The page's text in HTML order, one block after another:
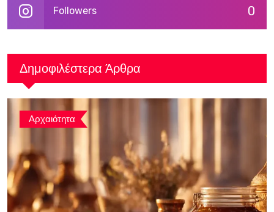
0
Followers
Δημοφιλέστερα Άρθρα
Αρχαιότητα